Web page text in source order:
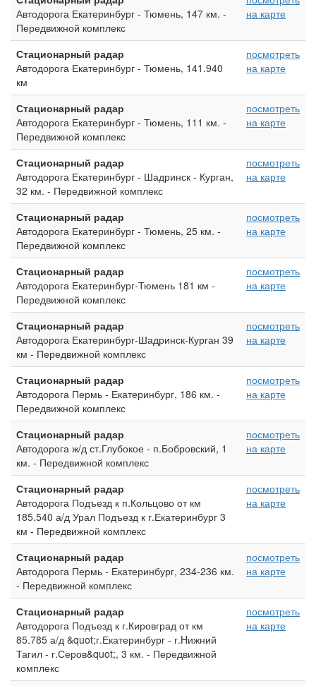
Автодорога Екатеринбург - Тюмень, 147 км. -
Передвижной комплекс
на карте
Стационарный радар
Автодорога Екатеринбург - Тюмень, 141.940
км
посмотреть
на карте
Стационарный радар
Автодорога Екатеринбург - Тюмень, 111 км. -
Передвижной комплекс
посмотреть
на карте
Стационарный радар
Автодорога Екатеринбург - Шадринск - Курган,
32 км. - Передвижной комплекс
посмотреть
на карте
Стационарный радар
Автодорога Екатеринбург - Тюмень, 25 км. -
Передвижной комплекс
посмотреть
на карте
Стационарный радар
Автодорога Екатеринбург-Тюмень 181 км -
Передвижной комплекс
посмотреть
на карте
Стационарный радар
Автодорога Екатеринбург-Шадринск-Курган 39
км - Передвижной комплекс
посмотреть
на карте
Стационарный радар
Автодорога Пермь - Екатеринбург, 186 км. -
Передвижной комплекс
посмотреть
на карте
Стационарный радар
Автодорога ж/д ст.Глубокое - п.Бобровский, 1
км. - Передвижной комплекс
посмотреть
на карте
Стационарный радар
Автодорога Подъезд к п.Кольцово от км
185.540 а/д Урал Подъезд к г.Екатеринбург 3
км - Передвижной комплекс
посмотреть
на карте
Стационарный радар
Автодорога Пермь - Екатеринбург, 234-236 км.
- Передвижной комплекс
посмотреть
на карте
Стационарный радар
Автодорога Подъезд к г.Кировград от км
85.785 а/д &quot;г.Екатеринбург - г.Hижний
Тагил - г.Серов&quot;, 3 км. - Передвижной
комплекс
посмотреть
на карте